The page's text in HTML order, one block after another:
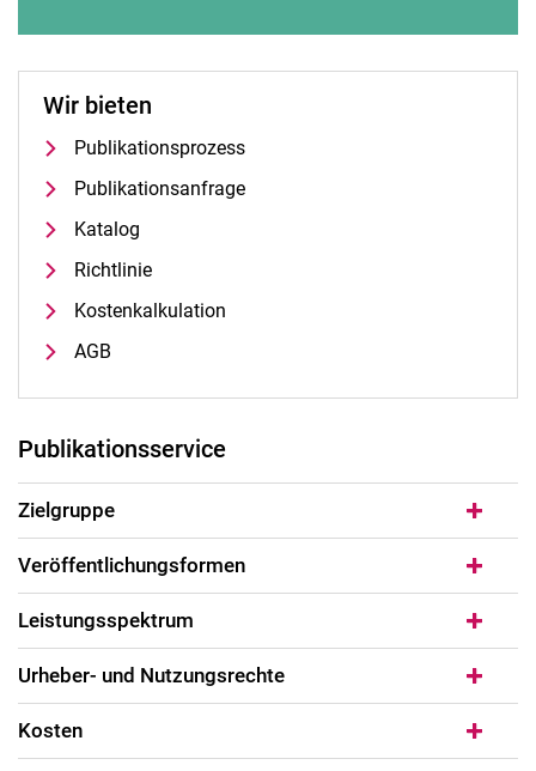
Wir bieten
Publikationsprozess
Publikationsanfrage
Katalog
Richtlinie
Kostenkalkulation
AGB
Publikationsservice
Zielgruppe
Veröffentlichungsformen
Leistungsspektrum
Urheber- und Nutzungsrechte
Kosten